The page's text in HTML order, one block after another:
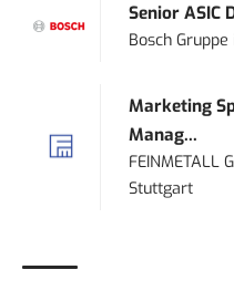
Senior ASIC
Bosch Gruppe
Marketing
Manag...
FEINMETALL
Stuttgart